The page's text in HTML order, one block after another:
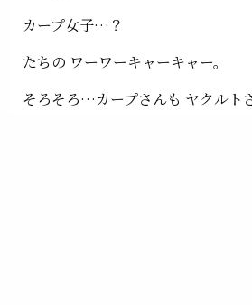
カープ女子…？
たちの ワーワーキャーキャー。
そろそろ…カープさんも ヤクルト